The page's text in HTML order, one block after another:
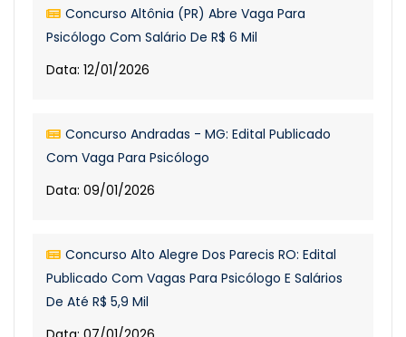
Concurso Altônia (PR) Abre Vaga Para
Psicólogo Com Salário De R$ 6 Mil
Data: 12/01/2026
Concurso Andradas - MG: Edital Publicado
Com Vaga Para Psicólogo
Data: 09/01/2026
Concurso Alto Alegre Dos Parecis RO: Edital
Publicado Com Vagas Para Psicólogo E Salários
De Até R$ 5,9 Mil